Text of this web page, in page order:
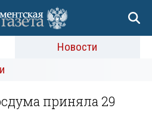
Новости
приняла 29